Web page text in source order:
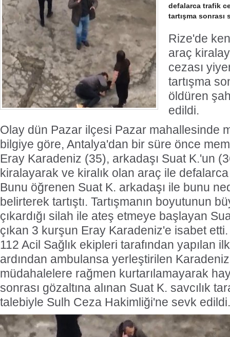
defalarca trafik
tartışma sonrası
Rize'de
araç
cezası
tartışma
öldüren
edildi.
Olay dün Pazar ilçesi Pazar mahallesinde
bilgiye göre, Antalya'dan bir süre önce
Eray Karadeniz (35), arkadaşı Suat K.'un
kiralayarak ve kiralık olan araç ile
Bunu öğrenen Suat K. arkadaşı ile bunu
belirterek tartıştı. Tartışmanın boyutunun
çıkardığı silah ile ateş etmeye başlayan
çıkan 3 kurşun Eray Karadeniz'e isabet
112 Acil Sağlık ekipleri tarafından yapılan
ardından ambulansa yerleştirilen
müdahalelere rağmen kurtarılamayarak
sonrası gözaltına alınan Suat K. savcılık
talebiyle Sulh Ceza Hakimliği'ne sevk edildi.